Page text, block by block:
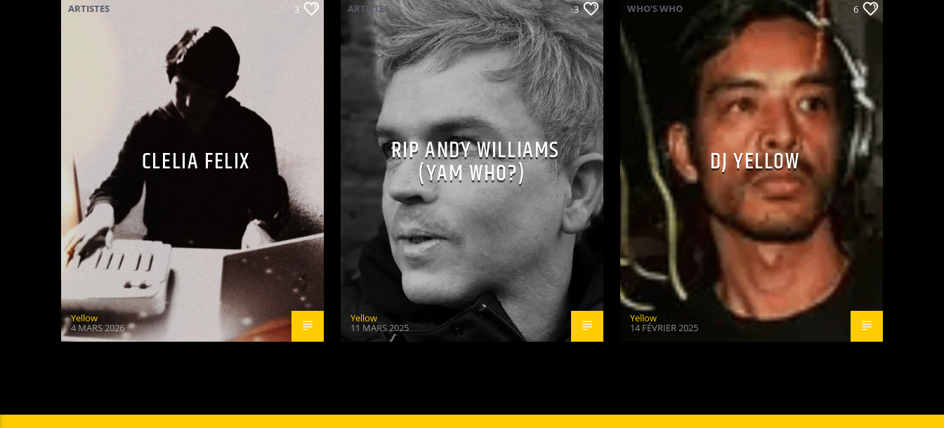
ARTISTES 3
CLELIA FELIX
Yellow
4 MARS 2026
ARTISTES 3
RIP ANDY WILLIAMS
(YAM WHO?)
Yellow
11 MARS 2025
WHO'S WHO 6
DJ YELLOW
Yellow
14 FÉVRIER 2025